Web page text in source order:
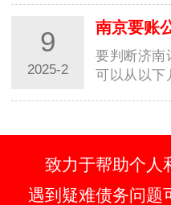
规范性，…
9
2025-2
要判断济南
可以从以下
致力于帮助个人
遇到疑难债务问题